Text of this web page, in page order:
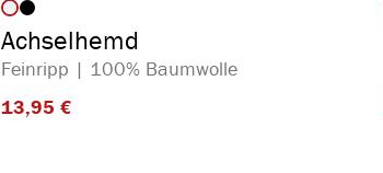
Artikelfarbe
Achselhemd
Feinripp | 100% Baumwolle
13,95 €​